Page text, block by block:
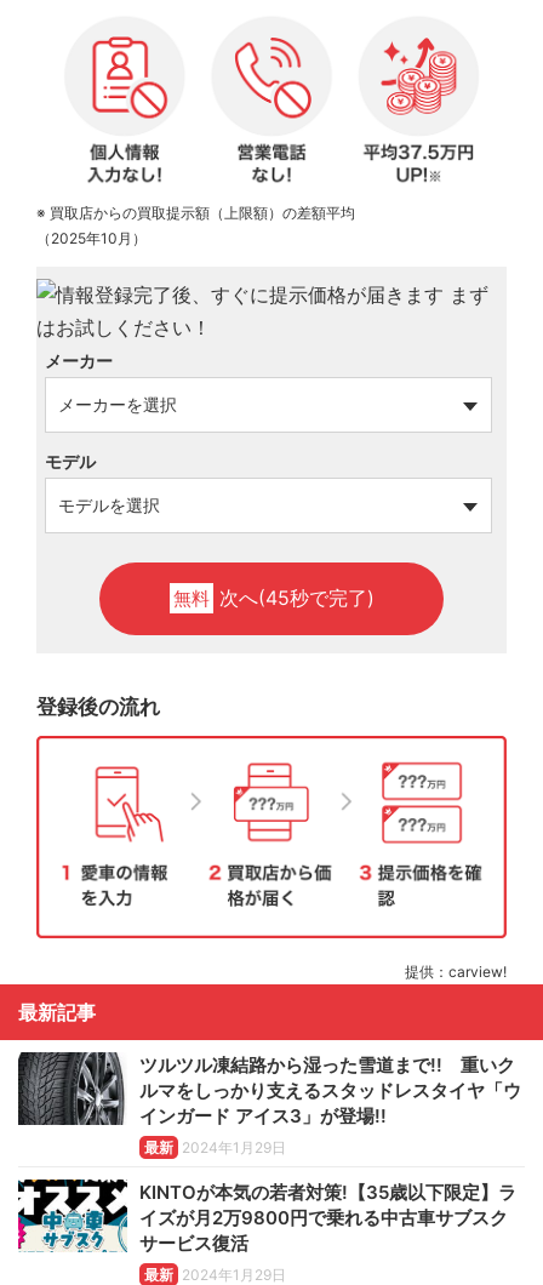
※ 買取店からの買取提示額（上限額）の差額平均
（2025年10月）
メーカー
モデル
無料 次へ(45秒で完了)
登録後の流れ
提供：carview!
最新記事
ツルツル凍結路から湿った雪道まで!! 重いク
ルマをしっかり支えるスタッドレスタイヤ「ウ
インガード アイス3」が登場!!
最新 2024年1月29日
KINTOが本気の若者対策!【35歳以下限定】ラ
イズが月2万9800円で乗れる中古車サブスク
サービス復活
最新 2024年1月29日